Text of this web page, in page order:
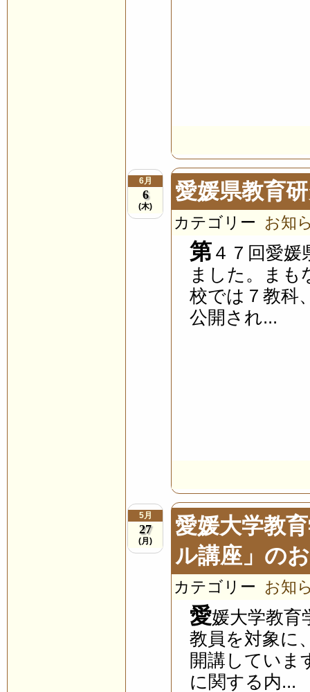
6月
6
(木)
愛媛県教育
カテゴリー お知
第 ４７回愛
ました。まも
校では７教科
公開され...
5月
27
(月)
愛媛大学教
ル講座」の
カテゴリー お知
愛媛大学教育
教員を対象に
開講していま
に関する内...